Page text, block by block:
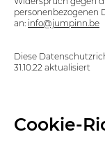
personenbezogenen
an: info@jumpinn.be
Diese
31.10.22 aktualisiert
Cookie-